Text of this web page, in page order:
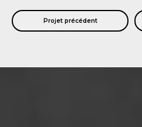
Projet précédent